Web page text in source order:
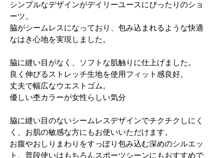
シンプルなデザインがデイリーユースにぴったりのショ
ーツ。
脇がシームレスになっており、包み込まれるような快適
なはき心地を実現しました。
脇に縫い目がなく、ソフトな肌触りに仕上げました。
良く伸びるストレッチ生地を使用フィット感良好。
丈夫で幅広なウエストゴム。
優しい杢カラーが女性らしい気分
脇に縫い目のないシームレスデザインでチクチクしにく
く、お肌の敏感な方にもお使いいただけます。
お腹やおしりまわりをすっぽり包み込む深めのシルエッ
ト、普段使いはもちろんスポーツシーンにもおすすめで